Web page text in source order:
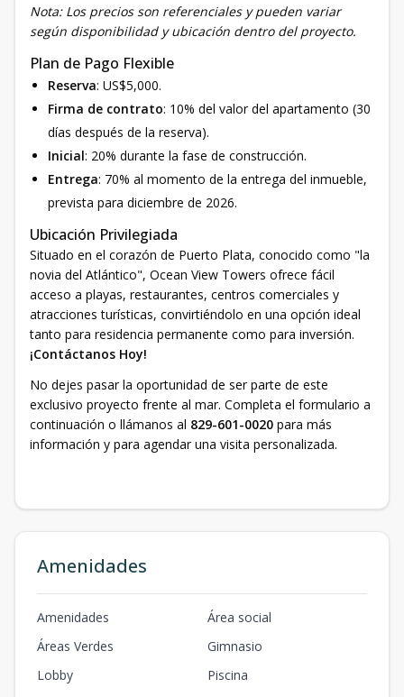
Nota: Los precios son referenciales y pueden variar
según disponibilidad y ubicación dentro del proyecto.
Plan de Pago Flexible
Reserva: US$5,000.
Firma de contrato: 10% del valor del apartamento (30
días después de la reserva).
Inicial: 20% durante la fase de construcción.
Entrega: 70% al momento de la entrega del inmueble,
prevista para diciembre de 2026.
Ubicación Privilegiada
Situado en el corazón de Puerto Plata, conocido como "la
novia del Atlántico", Ocean View Towers ofrece fácil
acceso a playas, restaurantes, centros comerciales y
atracciones turísticas, convirtiéndolo en una opción ideal
tanto para residencia permanente como para inversión.
¡Contáctanos Hoy!
No dejes pasar la oportunidad de ser parte de este
exclusivo proyecto frente al mar. Completa el formulario a
continuación o llámanos al 829-601-0020 para más
información y para agendar una visita personalizada.
Amenidades
Amenidades
Área social
Áreas Verdes
Gimnasio
Lobby
Piscina